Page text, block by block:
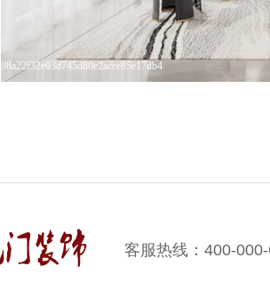
98a22f32e03d745d80e2acce85e17db4
客服热线：400-